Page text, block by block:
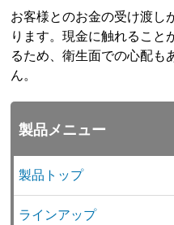
お客様とのお金の受け渡し
ります。現金に触れること
るため、衛生面での心配も
ん。
製品メニュー
製品トップ
ラインアップ